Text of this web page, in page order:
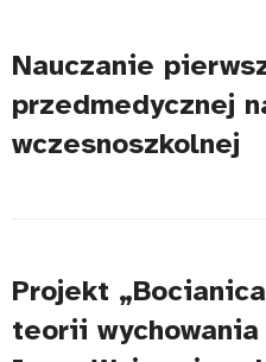
Nauczanie
przedmedycznej
wczesnoszkolnej
Projekt
teorii